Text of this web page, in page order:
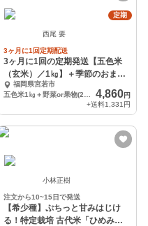
定期
西尾 要
3ヶ月に1回定期配送
3ヶ月に1回の定期発送【五色米
（玄米）／1㎏】＋季節のおまか
せ野菜or果物セット
福岡県宮若市
4,860円
+送料1,331円
小林正樹
注文から10~15日で発送
【希少種】ぷちっと甘みはじけ
る！特定栽培 古代米「ひめみど